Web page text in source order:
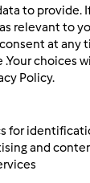
to provide.
relevant to
at any
choices
Policy.
for
and